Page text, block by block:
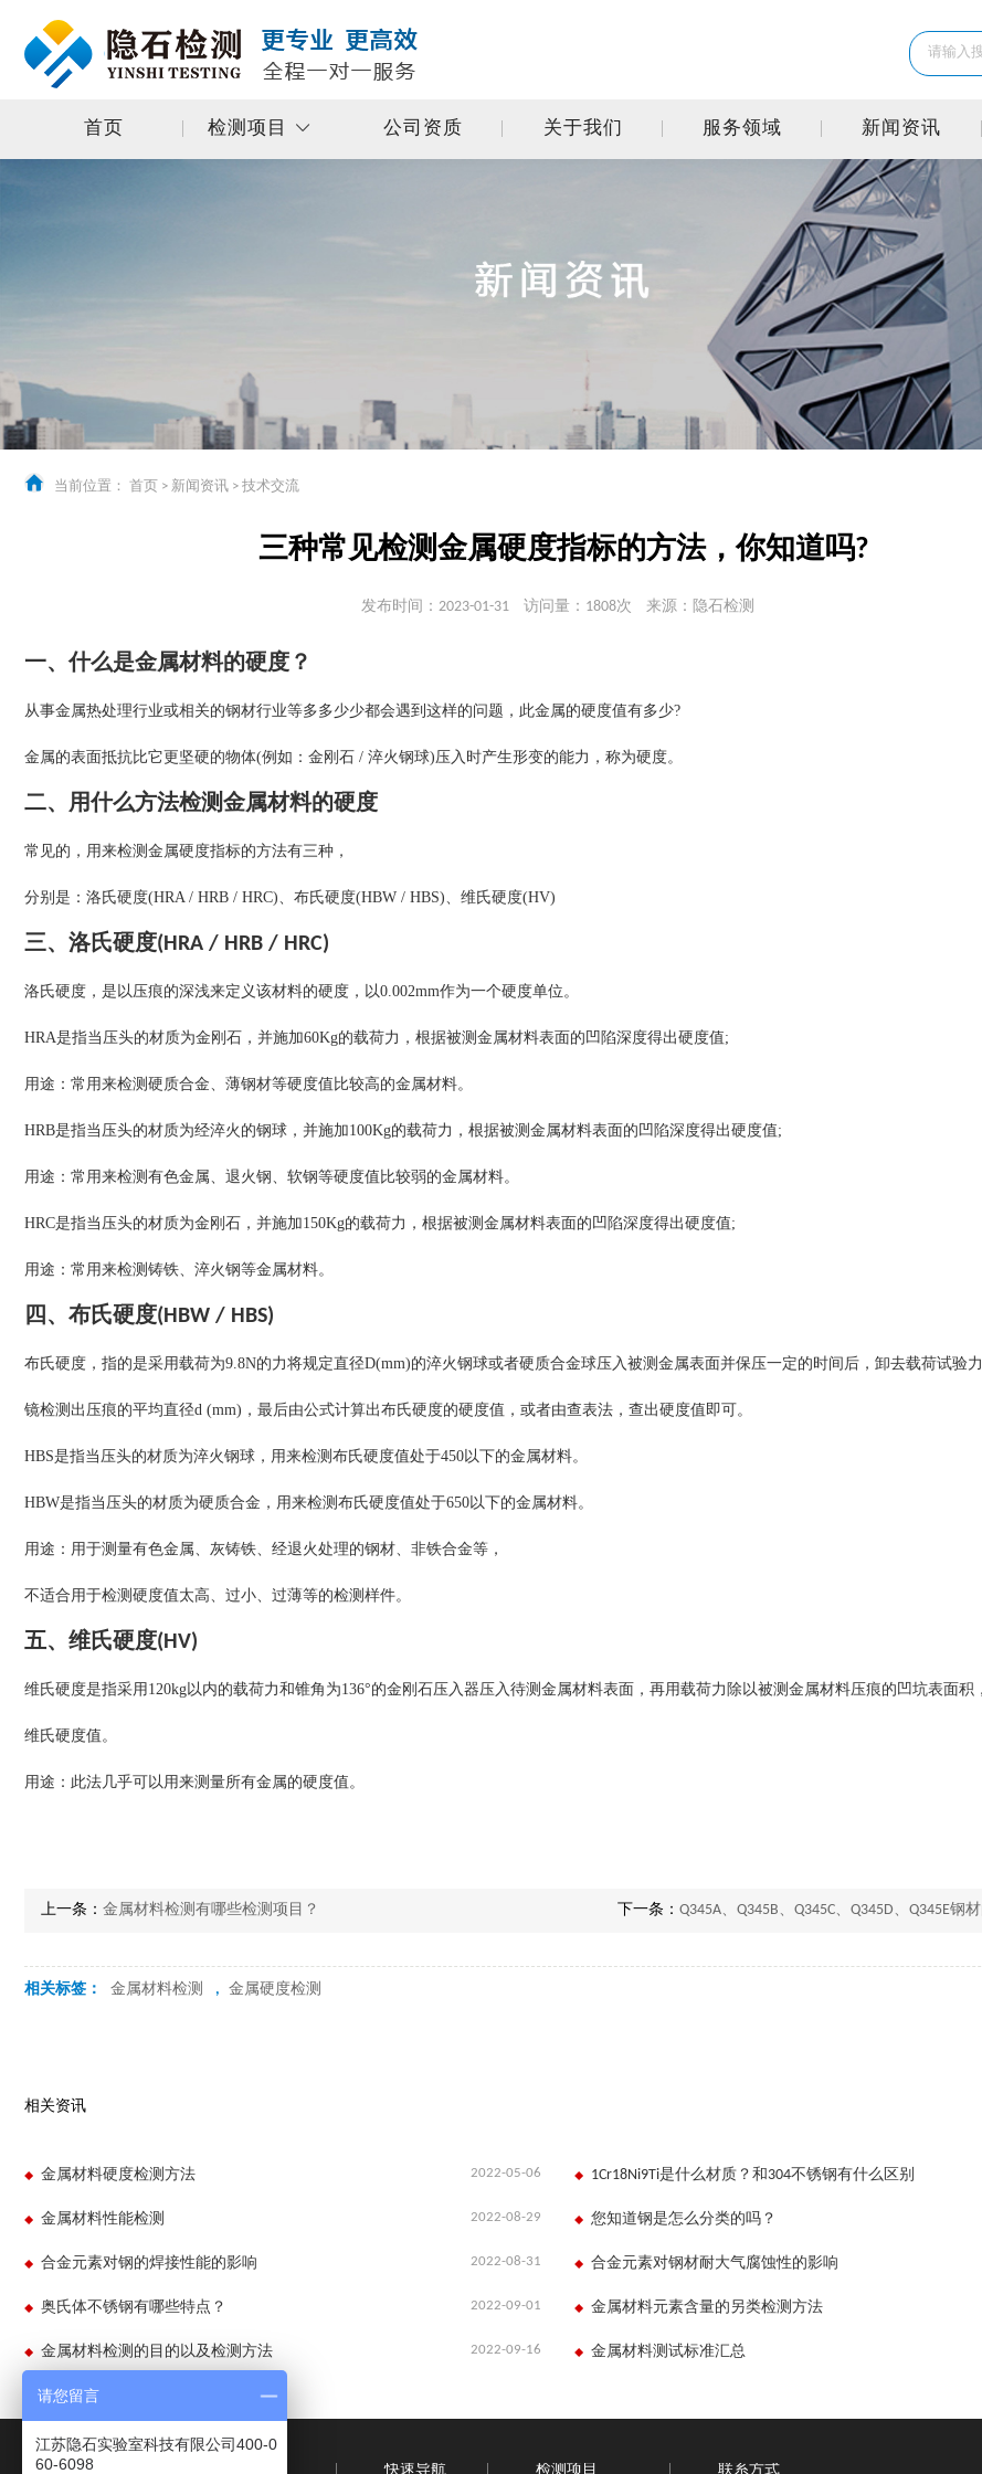
首页 检测项目 公司资质 关于我们 服务领域 新闻资讯
当前位置： 首页 > 新闻资讯 > 技术交流
三种常见检测金属硬度指标的方法，你知道吗?
发布时间：2023-01-31 访问量：1808次 来源：隐石检测
一、什么是金属材料的硬度？
从事金属热处理行业或相关的钢材行业等多多少少都会遇到这样的问题，此金属的硬度值有多少?
金属的表面抵抗比它更坚硬的物体(例如：金刚石 / 淬火钢球)压入时产生形变的能力，称为硬度。
二、用什么方法检测金属材料的硬度
常见的，用来检测金属硬度指标的方法有三种，
分别是：洛氏硬度(HRA / HRB / HRC)、布氏硬度(HBW / HBS)、维氏硬度(HV)
三、洛氏硬度(HRA / HRB / HRC)
洛氏硬度，是以压痕的深浅来定义该材料的硬度，以0.002mm作为一个硬度单位。
HRA是指当压头的材质为金刚石，并施加60Kg的载荷力，根据被测金属材料表面的凹陷深度得出硬度值;
用途：常用来检测硬质合金、薄钢材等硬度值比较高的金属材料。
HRB是指当压头的材质为经淬火的钢球，并施加100Kg的载荷力，根据被测金属材料表面的凹陷深度得出硬度值;
用途：常用来检测有色金属、退火钢、软钢等硬度值比较弱的金属材料。
HRC是指当压头的材质为金刚石，并施加150Kg的载荷力，根据被测金属材料表面的凹陷深度得出硬度值;
用途：常用来检测铸铁、淬火钢等金属材料。
四、布氏硬度(HBW / HBS)
布氏硬度，指的是采用载荷为9.8N的力将规定直径D(mm)的淬火钢球或者硬质合金球压入被测金属表面并保压一定的时间后，卸去载荷试验
镜检测出压痕的平均直径d (mm)，最后由公式计算出布氏硬度的硬度值，或者由查表法，查出硬度值即可。
HBS是指当压头的材质为淬火钢球，用来检测布氏硬度值处于450以下的金属材料。
HBW是指当压头的材质为硬质合金，用来检测布氏硬度值处于650以下的金属材料。
用途：用于测量有色金属、灰铸铁、经退火处理的钢材、非铁合金等，
不适合用于检测硬度值太高、过小、过薄等的检测样件。
五、维氏硬度(HV)
维氏硬度是指采用120kg以内的载荷力和锥角为136°的金刚石压入器压入待测金属材料表面，再用载荷力除以被测金属材料压痕的凹坑表面积
维氏硬度值。
用途：此法几乎可以用来测量所有金属的硬度值。
上一条： 金属材料检测有哪些检测项目？ 下一条： Q345A、Q345B、Q345C、Q345D、Q345E钢材的性能
相关标签： 金属材料检测 , 金属硬度检测
相关资讯
2022-05-06
金属材料硬度检测方法 1Cr18Ni9Ti是什么材质？和304不锈钢有什么区别
2022-08-29
金属材料性能检测 您知道钢是怎么分类的吗？
2022-08-31
合金元素对钢的焊接性能的影响 合金元素对钢材耐大气腐蚀性的影响
2022-09-01
奥氏体不锈钢有哪些特点？ 金属材料元素含量的另类检测方法
2022-09-16
金属材料检测的目的以及检测方法 金属材料测试标准汇总
快速导航 检测项目 联系方式
请您留言
江苏隐石实验室科技有限公司400-0
60-6098